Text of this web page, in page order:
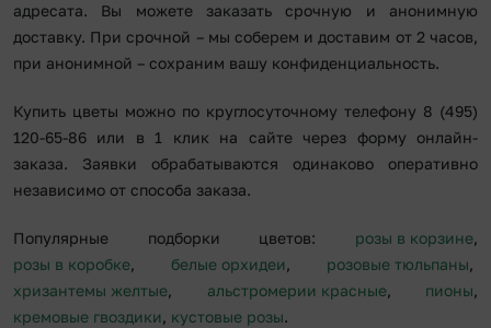
адресата. Вы можете заказать срочную и анонимную
доставку. При срочной – мы соберем и доставим от 2 часов,
при анонимной – сохраним вашу конфиденциальность.
Купить цветы можно по круглосуточному телефону 8 (495)
120-65-86 или в 1 клик на сайте через форму онлайн-
заказа. Заявки обрабатываются одинаково оперативно
независимо от способа заказа.
Популярные подборки цветов: розы в корзине,
розы в коробке, белые орхидеи, розовые тюльпаны,
хризантемы желтые, альстромерии красные, пионы,
кремовые гвоздики, кустовые розы.